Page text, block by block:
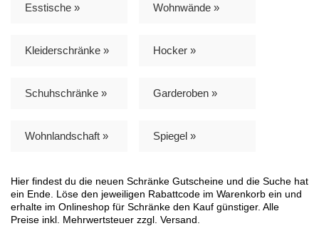
Esstische » Wohnwände »
Kleiderschränke » Hocker »
Schuhschränke » Garderoben »
Wohnlandschaft » Spiegel »
Hier findest du die neuen Schränke Gutscheine und die Suche hat
ein Ende. Löse den jeweiligen Rabattcode im Warenkorb ein und
erhalte im Onlineshop für Schränke den Kauf günstiger. Alle
Preise inkl. Mehrwertsteuer zzgl. Versand.